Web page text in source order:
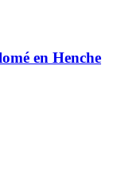
en Henche